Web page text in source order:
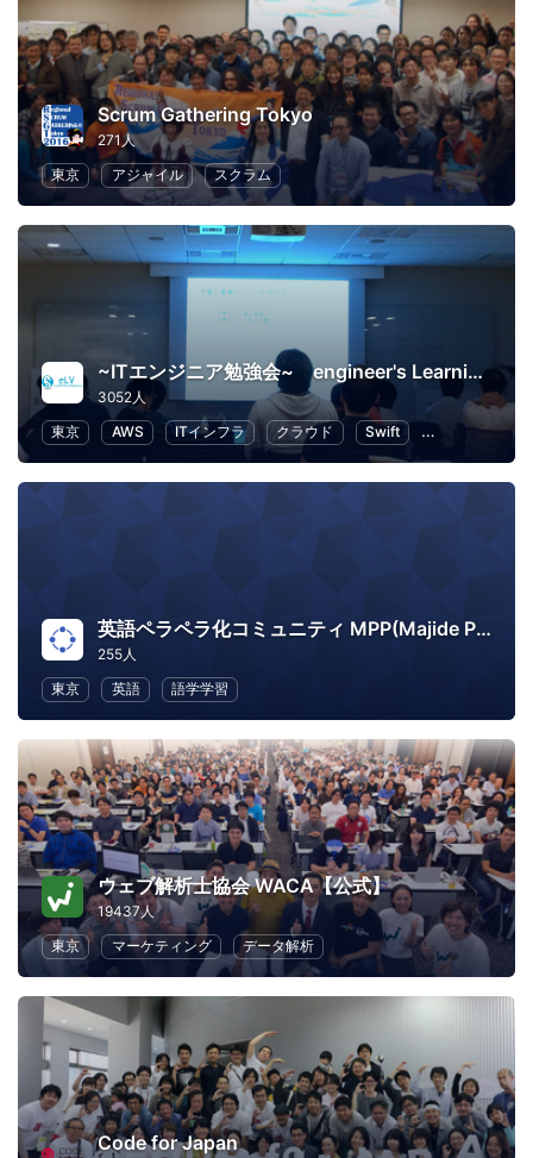
Scrum Gathering Tokyo
271人
東京
アジャイル スクラム
~ITエンジニア勉強会~ engineer's Learning･Vesper
3052人
東京
AWS ITインフラ クラウド Swift プログラミング
英語ペラペラ化コミュニティ MPP(Majide Perapera Project)
255人
東京
英語 語学学習
ウェブ解析士協会 WACA【公式】
19437人
東京
マーケティング データ解析
Code for Japan